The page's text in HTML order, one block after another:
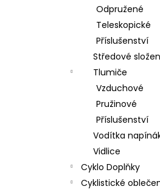
Odpružené
Teleskopické
Příslušenství
Středové
Tlumiče
Vzduchové
Pružinové
Příslušenství
Vodítka
Vidlice
Cyklo Doplňky
Cyklistické